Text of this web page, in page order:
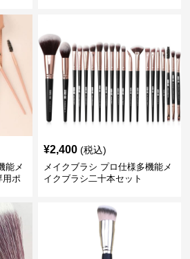
能メ
用ポ
¥2,400 (税込)
メイクブラシ プロ仕様多機能メ
イクブラシ二十本セット